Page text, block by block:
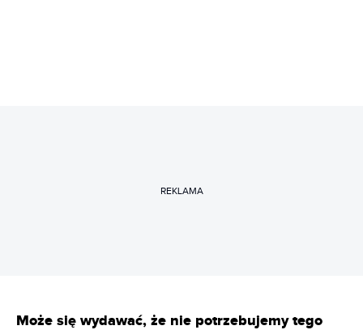
REKLAMA
Może się wydawać, że nie potrzebujemy tego